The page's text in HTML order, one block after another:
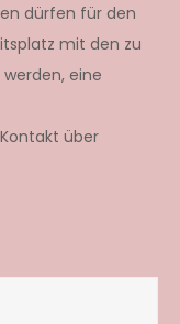
dürfen für den
mit den zu
eine
über